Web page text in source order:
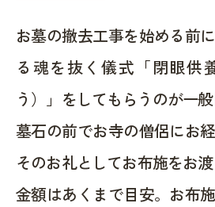
お墓の撤去工事を始める前
る魂を抜く儀式「閉眼供
う）」をしてもらうのが一般
墓石の前でお寺の僧侶にお
そのお礼としてお布施をお渡
金額はあくまで目安。お布